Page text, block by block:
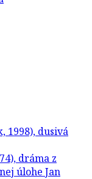
1998), dusivá
dráma z
úlohe Jan